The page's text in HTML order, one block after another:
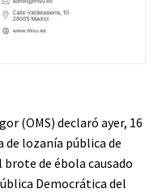
(OMS) declaró ayer, 16
de lozanía pública de
de ébola causado
Democrática del